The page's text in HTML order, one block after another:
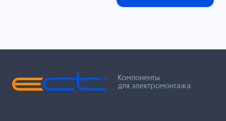
Компоненты
для электромонтажа